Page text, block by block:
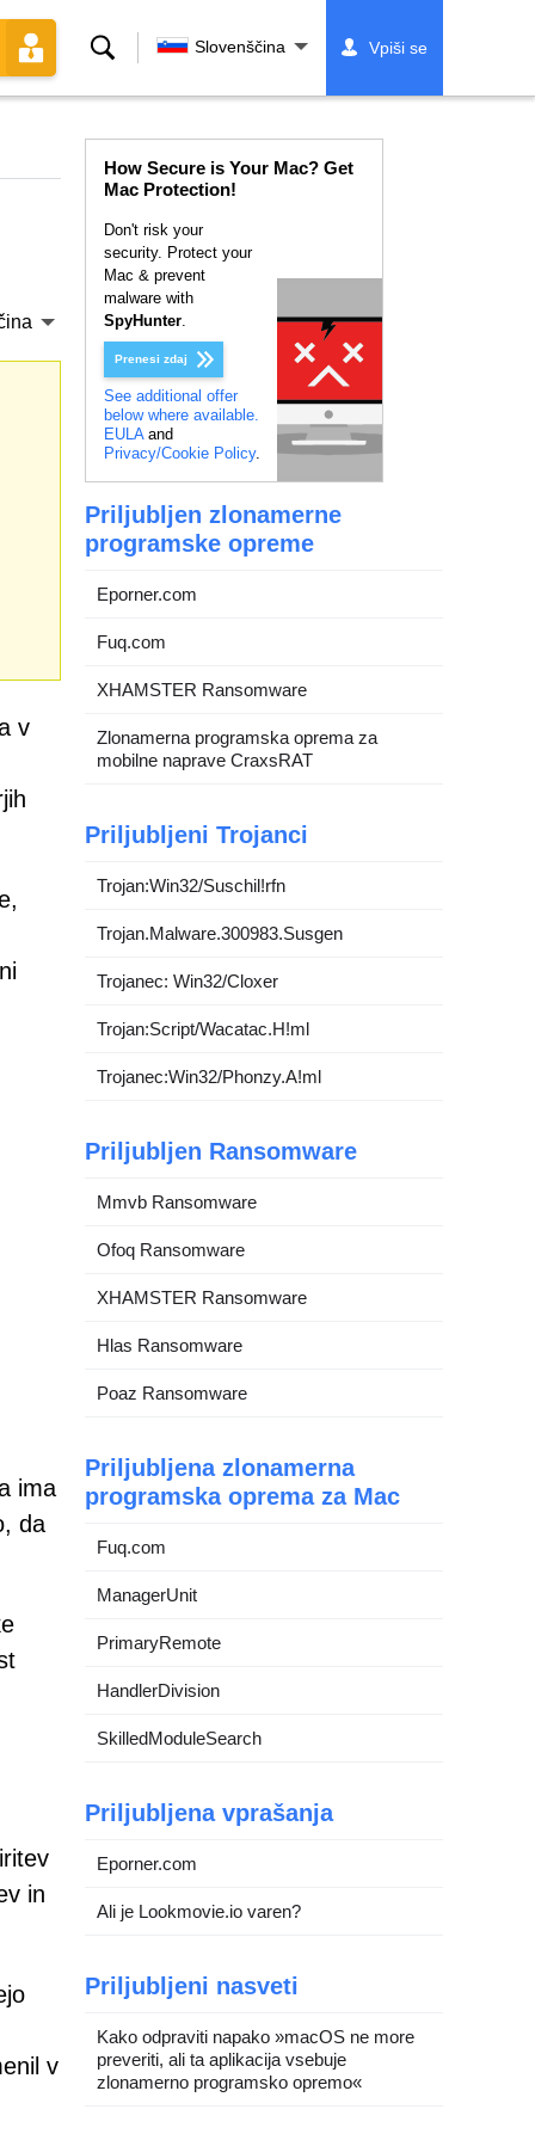
Iskanje Slovenščina Vpiši se
v
ima
da
in
v
How Secure is Your Mac? Get
Mac Protection!
Don't risk your
security. Protect your
Mac & prevent
malware with
SpyHunter.
Prenesi zdaj
See additional offer
below where available.
EULAand
Privacy/Cookie Policy.
Priljubljen zlonamerne
programske opreme
Eporner.com
Fuq.com
XHAMSTER Ransomware
Zlonamerna programska oprema za
mobilne naprave CraxsRAT
Priljubljeni Trojanci
Trojan:Win32/Suschil!rfn
Trojan.Malware.300983.Susgen
Trojanec: Win32/Cloxer
Trojan:Script/Wacatac.H!ml
Trojanec:Win32/Phonzy.A!ml
Priljubljen Ransomware
Mmvb Ransomware
Ofoq Ransomware
XHAMSTER Ransomware
Hlas Ransomware
Poaz Ransomware
Priljubljena zlonamerna
programska oprema za Mac
Fuq.com
ManagerUnit
PrimaryRemote
HandlerDivision
SkilledModuleSearch
Priljubljena vprašanja
Eporner.com
Ali je Lookmovie.io varen?
Priljubljeni nasveti
Kako odpraviti napako »macOS ne more
preveriti, ali ta aplikacija vsebuje
zlonamerno programsko opremo«